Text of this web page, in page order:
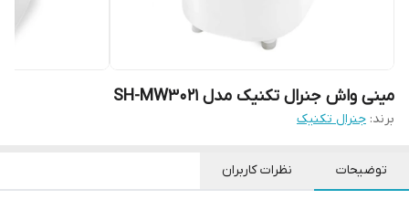
مینی واش جنرال تکنیک مدل SH-MW3021
برند: جنرال تکنیک
توضیحات نظرات کاربران